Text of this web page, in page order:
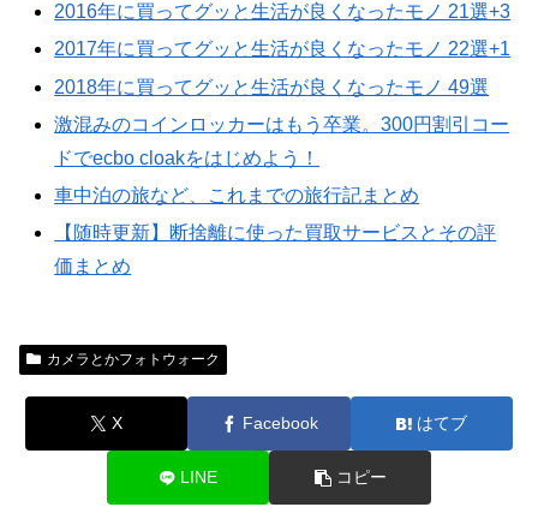
2016年に買ってグッと生活が良くなったモノ 21選+3
2017年に買ってグッと生活が良くなったモノ 22選+1
2018年に買ってグッと生活が良くなったモノ 49選
激混みのコインロッカーはもう卒業。300円割引コー
ドでecbo cloakをはじめよう！
車中泊の旅など、これまでの旅行記まとめ
【随時更新】断捨離に使った買取サービスとその評
価まとめ
カメラとかフォトウォーク
X Facebook はてブ
LINE コピー